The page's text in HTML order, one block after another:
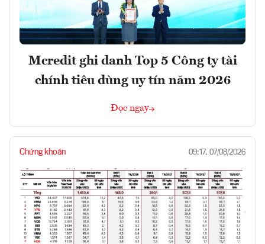
Mcredit ghi danh Top 5 Công ty tài
chính tiêu dùng uy tín năm 2026
Đọc ngay
Chứng khoán 09:17, 07/08/2026